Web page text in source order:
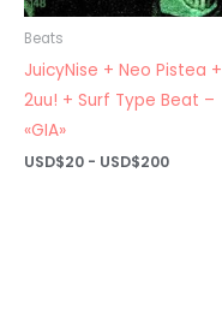
Beats
JuicyNise + Neo Pistea +
2uu! + Surf Type Beat –
«GIA»
USD$20 - USD$200Rango